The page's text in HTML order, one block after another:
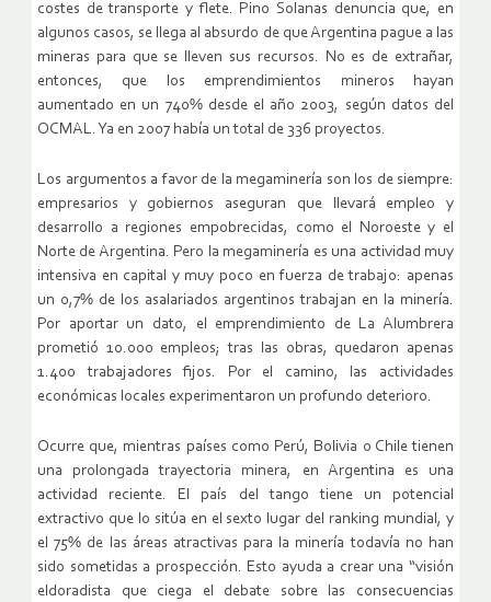
costes de transporte y flete. Pino Solanas denuncia que, en
algunos casos, se llega al absurdo de que Argentina pague a las
mineras para que se lleven sus recursos. No es de extrañar,
entonces, que los emprendimientos mineros hayan
aumentado en un 740% desde el año 2003, según datos del
OCMAL. Ya en 2007 había un total de 336 proyectos.
Los argumentos a favor de la megaminería son los de siempre:
empresarios y gobiernos aseguran que llevará empleo y
desarrollo a regiones empobrecidas, como el Noroeste y el
Norte de Argentina. Pero la megaminería es una actividad muy
intensiva en capital y muy poco en fuerza de trabajo: apenas
un 0,7% de los asalariados argentinos trabajan en la minería.
Por aportar un dato, el emprendimiento de La Alumbrera
prometió 10.000 empleos; tras las obras, quedaron apenas
1.400 trabajadores fijos. Por el camino, las actividades
económicas locales experimentaron un profundo deterioro.
Ocurre que, mientras países como Perú, Bolivia o Chile tienen
una prolongada trayectoria minera, en Argentina es una
actividad reciente. El país del tango tiene un potencial
extractivo que lo sitúa en el sexto lugar del ranking mundial, y
el 75% de las áreas atractivas para la minería todavía no han
sido sometidas a prospección. Esto ayuda a crear una “visión
eldoradista que ciega el debate sobre las consecuencias